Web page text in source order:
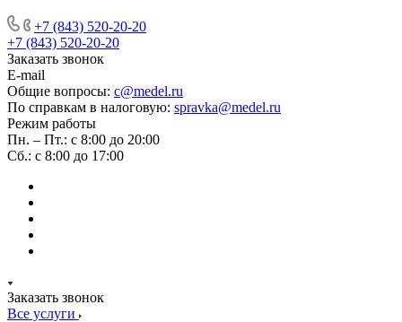
+7 (843) 520-20-20
+7 (843) 520-20-20
Заказать звонок
E-mail
Общие вопросы: c@medel.ru
По справкам в налоговую: spravka@medel.ru
Режим работы
Пн. – Пт.: с 8:00 до 20:00
Сб.: с 8:00 до 17:00
Заказать звонок
Все услуги